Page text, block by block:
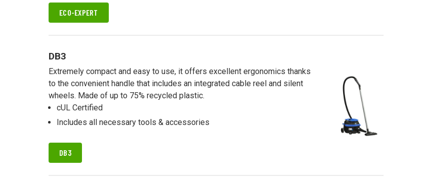
ECO-EXPERT
DB3
Extremely compact and easy to use, it offers excellent ergonomics thanks
to the convenient handle that includes an integrated cable reel and silent
wheels. Made of up to 75% recycled plastic.
cUL Certified
Includes all necessary tools & accessories
DB3